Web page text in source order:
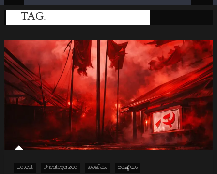
TAG:
Latest Uncategorized കാലികം രാഷ്ടീയം